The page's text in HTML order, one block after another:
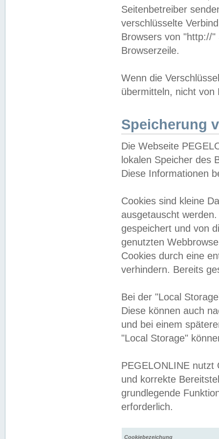
Seitenbetreiber
verschlüsselte
Browsers von "http://
Browserzeile.
Wenn die
übermitteln, nicht von
Speicherung
Die Webseite
lokalen Speicher des
Diese Informationen
Cookies sind kleine
ausgetauscht
gespeichert und von
genutzten
Cookies durch eine
verhindern. Bereits
Bei der "Local
Diese können auch
und bei einem
"Local Storage"
PEGELONLINE nutzt
und korrekte
grundlegende
erforderlich.
Cookiebezeichung